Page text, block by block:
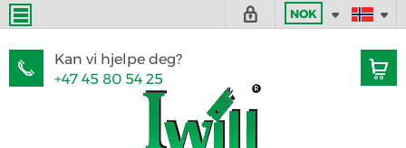
NOK
Kan vi hjelpe deg?
+47 45 80 54 25